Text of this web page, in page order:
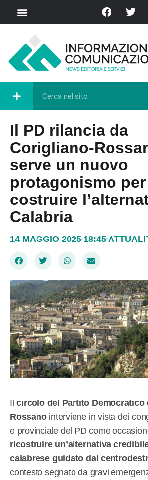
Il PD rilancia da
Corigliano-
serve un nuovo
protagonismo per
costruire
Calabria
14 MAGGIO 2025 18:45
Ilcircolo del Partito Democratico
Rossanointerviene in vista dei
e provinciale del PD come
ricostruire un’alternativa
calabrese guidato dal
contesto segnato da gravi